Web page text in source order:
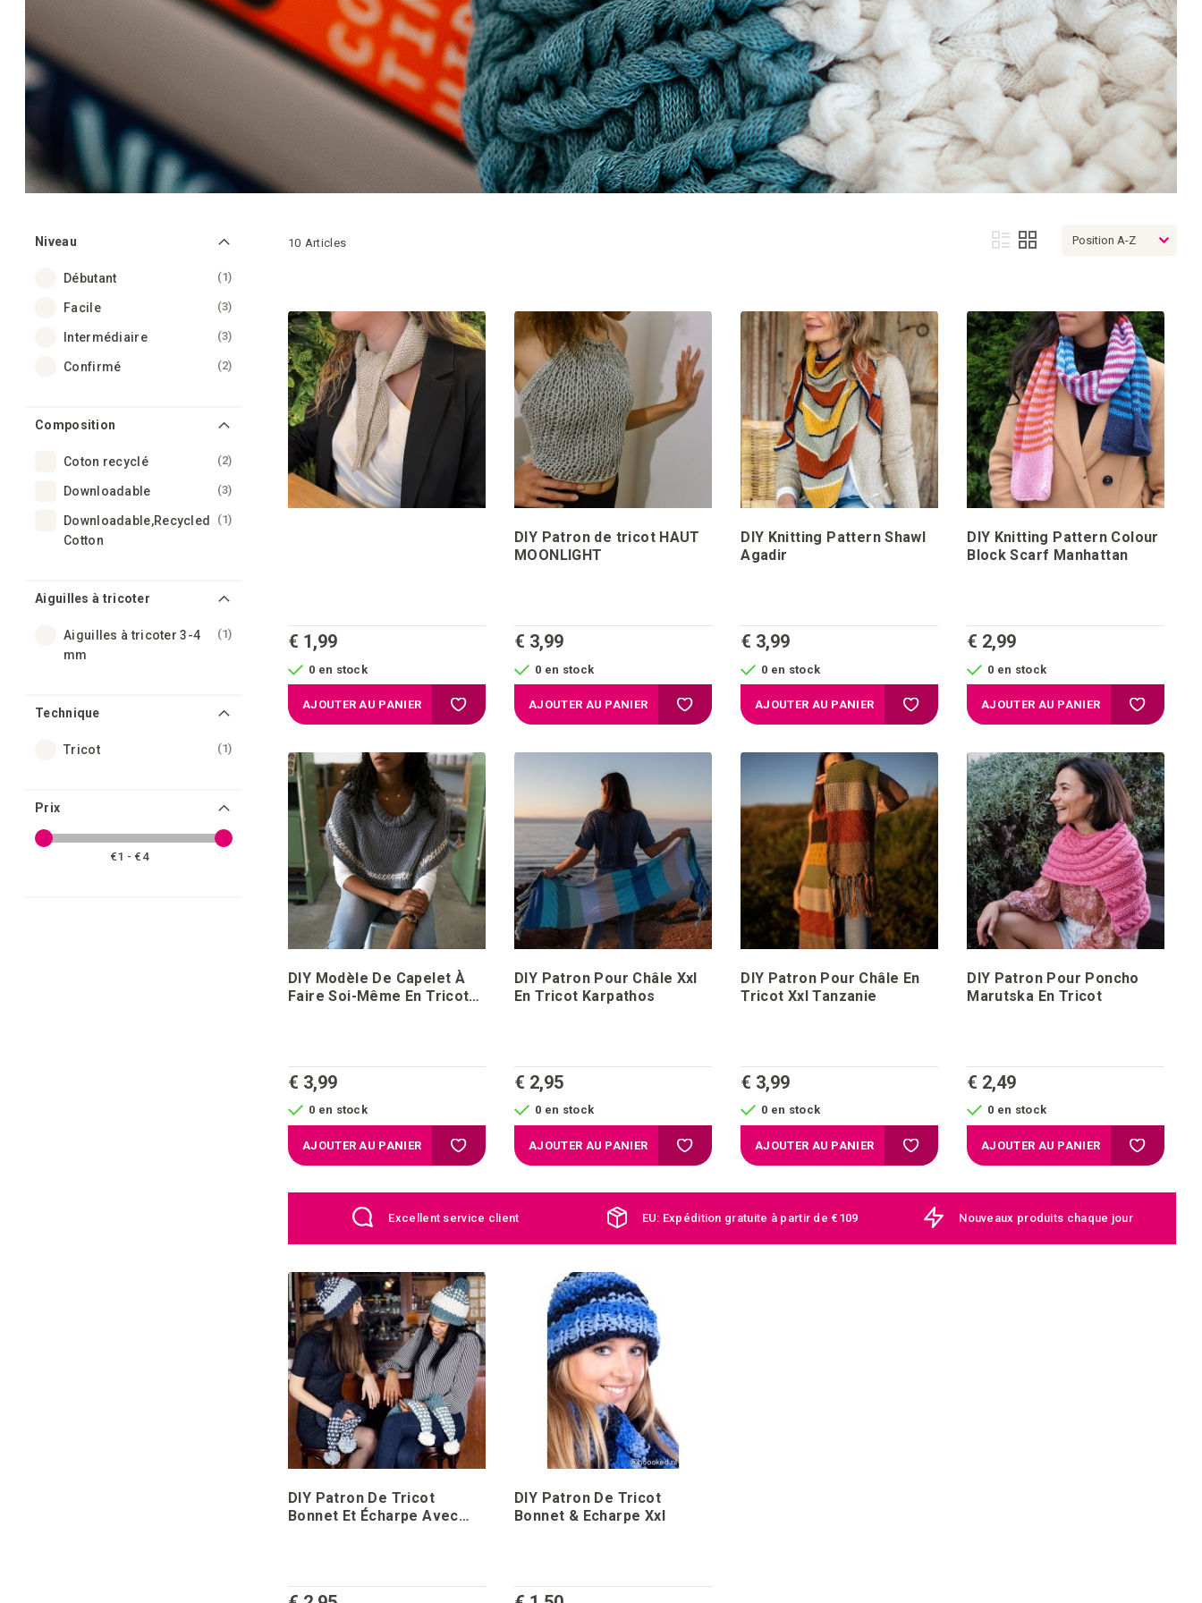
Niveau
Débutant 1article
Facile 3articles
Intermédiaire 3articles
Confirmé 2articles
Composition
Coton recyclé 2articles
Downloadable 3articles
Downloadable,Recycled
Cotton
1article
Aiguilles à tricoter
Aiguilles à tricoter 3-4
mm
1article
Technique
Tricot 1article
Prix
€1 - €4
Grille
Liste
10 Articles
€ 1,99
0 en stock
AJOUTER AU PANIER Ajouter à la liste d'achats
DIY Patron de tricot HAUT
MOONLIGHT
€ 3,99
0 en stock
AJOUTER AU PANIER Ajouter à la liste d'achats
DIY Knitting Pattern Shawl
Agadir
€ 3,99
0 en stock
AJOUTER AU PANIER Ajouter à la liste d'achats
DIY Knitting Pattern Colour
Block Scarf Manhattan
€ 2,99
0 en stock
AJOUTER AU PANIER Ajouter à
DIY Modèle De Capelet À
Faire Soi-Même En Tricot
€ 3,99
0 en stock
AJOUTER AU PANIER Ajouter à la liste d'achats
DIY Patron Pour Châle Xxl
En Tricot Karpathos
€ 2,95
0 en stock
AJOUTER AU PANIER Ajouter à la liste d'achats
DIY Patron Pour Châle En
Tricot Xxl Tanzanie
€ 3,99
0 en stock
AJOUTER AU PANIER Ajouter à la liste d'achats
DIY Patron Pour Poncho
Marutska En Tricot
€ 2,49
0 en stock
AJOUTER AU PANIER Ajouter à
Excellent service client EU: Expédition gratuite à partir de €109 Nouveaux produits chaque jour
DIY Patron De Tricot
Bonnet Et Écharpe Avec
DIY Patron De Tricot
Bonnet & Echarpe Xxl